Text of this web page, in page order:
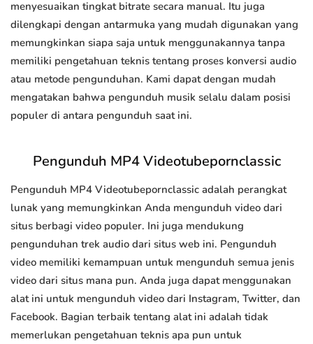
menyesuaikan tingkat bitrate secara manual. Itu juga
dilengkapi dengan antarmuka yang mudah digunakan yang
memungkinkan siapa saja untuk menggunakannya tanpa
memiliki pengetahuan teknis tentang proses konversi audio
atau metode pengunduhan. Kami dapat dengan mudah
mengatakan bahwa pengunduh musik selalu dalam posisi
populer di antara pengunduh saat ini.
Pengunduh MP4 Videotubepornclassic
Pengunduh MP4 Videotubepornclassic adalah perangkat
lunak yang memungkinkan Anda mengunduh video dari
situs berbagi video populer. Ini juga mendukung
pengunduhan trek audio dari situs web ini. Pengunduh
video memiliki kemampuan untuk mengunduh semua jenis
video dari situs mana pun. Anda juga dapat menggunakan
alat ini untuk mengunduh video dari Instagram, Twitter, dan
Facebook. Bagian terbaik tentang alat ini adalah tidak
memerlukan pengetahuan teknis apa pun untuk